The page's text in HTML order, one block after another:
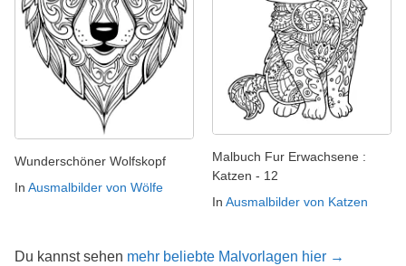
Wunderschöner Wolfskopf
In Ausmalbilder von Wölfe
Malbuch Fur Erwachsene :
Katzen - 12
In Ausmalbilder von Katzen
Du kannst sehen mehr beliebte Malvorlagen hier →